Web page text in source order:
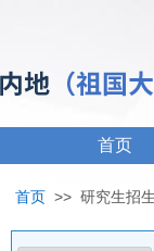
首页
首页 >> 研究生招